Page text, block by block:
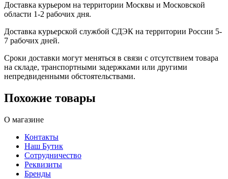
Доставка курьером на территории Москвы и Московской
области 1-2 рабочих дня.
Доставка курьерской службой СДЭК на территории России 5-
7 рабочих дней.
Сроки доставки могут меняться в связи с отсутствием товара
на складе, транспортными задержками или другими
непредвиденными обстоятельствами.
Похожие товары
О магазине
Контакты
Наш Бутик
Сотрудничество
Реквизиты
Бренды